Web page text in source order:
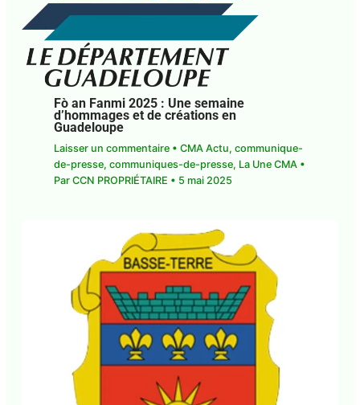
Fò an Fanmi 2025 : Une semaine
d’hommages et de créations en
Guadeloupe
Laisser un commentaire • CMA Actu, communique-
de-presse, communiques-de-presse, La Une CMA•
Par CCN PROPRIÉTAIRE • 5 mai 2025